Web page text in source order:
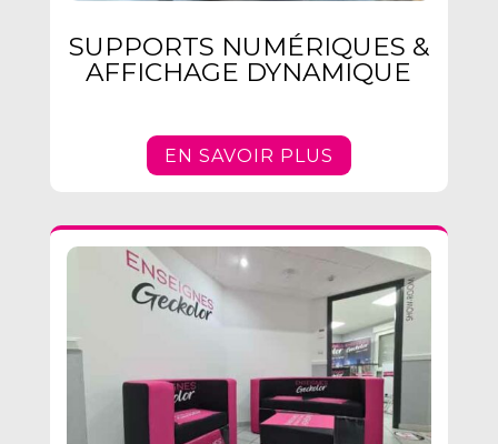
SUPPORTS NUMÉRIQUES &
AFFICHAGE DYNAMIQUE
EN SAVOIR PLUS